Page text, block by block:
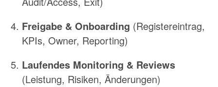
Freigabe & Onboarding (Registereintrag,
KPIs, Owner, Reporting)
Laufendes Monitoring & Reviews
(Leistung, Risiken, Änderungen)